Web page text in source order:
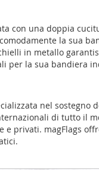
con una doppia
la sua
in metallo
per la sua bandiera
nel
di tutto il
e privati. magFlags